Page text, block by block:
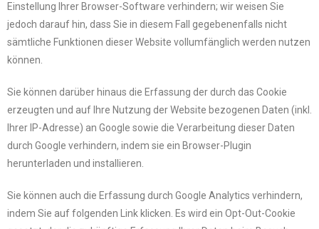
Einstellung Ihrer Browser-Software verhindern; wir weisen Sie
jedoch darauf hin, dass Sie in diesem Fall gegebenenfalls nicht
sämtliche Funktionen dieser Website vollumfänglich werden nutzen
können.
Sie können darüber hinaus die Erfassung der durch das Cookie
erzeugten und auf Ihre Nutzung der Website bezogenen Daten (inkl.
Ihrer IP-Adresse) an Google sowie die Verarbeitung dieser Daten
durch Google verhindern, indem sie ein Browser-Plugin
herunterladen und installieren.
Sie können auch die Erfassung durch Google Analytics verhindern,
indem Sie auf folgenden Link klicken. Es wird ein Opt-Out-Cookie